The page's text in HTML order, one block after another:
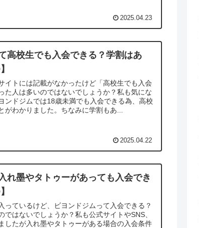
2025.04.23
高校生でも入会できる？学割はあ
イトには記載がなかったけど「高校生でも入会
た人は多いのではないでしょうか？私も気にな
ンドジムでは18歳未満でも入会できる為、高校
がわかりました。ちなみに学割もあ...
2025.04.22
れ墨やタトゥーがあっても入会でき
っているけど、ビヨンドジムって入会できる？
ではないでしょうか？私も公式サイトやSNS、
したが入れ墨やタトゥーがある場合の入会条件